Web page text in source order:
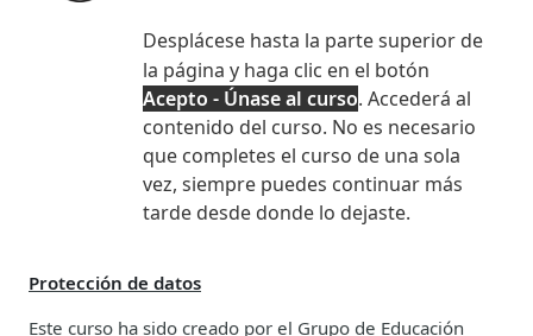
Desplácese hasta la parte superior de
la página y haga clic en el botón
Acepto - Únase al curso. Accederá al
contenido del curso. No es necesario
que completes el curso de una sola
vez, siempre puedes continuar más
tarde desde donde lo dejaste.
Protección de datos
Este curso ha sido creado por el Grupo de Educación